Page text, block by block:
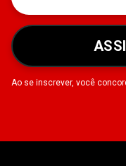
Ao se inscrever, você